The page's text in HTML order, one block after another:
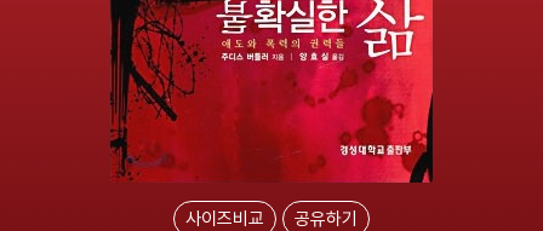
사이즈비교 공유하기